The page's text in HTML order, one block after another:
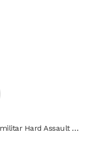
Guante militar Hard Assault con protección de nudillos